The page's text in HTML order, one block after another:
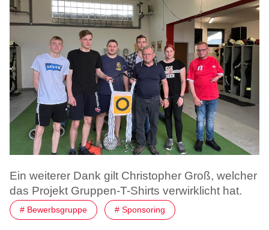
Ein weiterer Dank gilt Christopher Groß, welcher
das Projekt Gruppen-T-Shirts verwirklicht hat.
# Bewerbsgruppe # Sponsoring